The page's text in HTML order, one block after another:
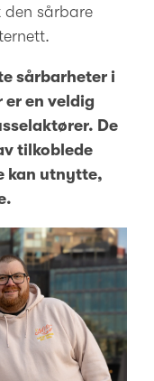
den sårbare
sårbarheter i
en veldig
De
tilkoblede
kan utnytte,